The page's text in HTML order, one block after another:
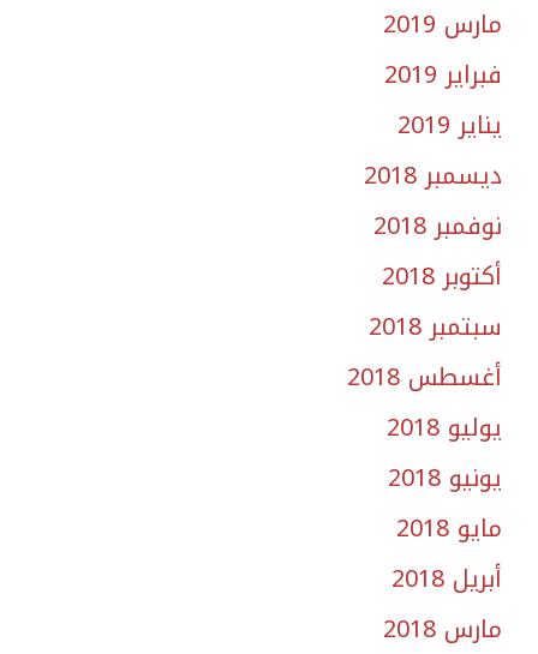
مارس 2019
فبراير 2019
يناير 2019
ديسمبر 2018
نوفمبر 2018
أكتوبر 2018
سبتمبر 2018
أغسطس 2018
يوليو 2018
يونيو 2018
مايو 2018
أبريل 2018
مارس 2018